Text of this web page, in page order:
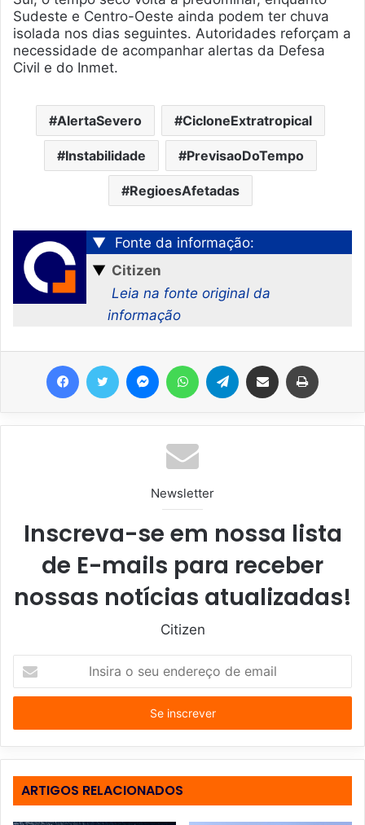
Sudeste e Centro-Oeste ainda podem ter chuva
isolada nos dias seguintes. Autoridades reforçam a
necessidade de acompanhar alertas da Defesa
Civil e do Inmet.
AlertaSevero CicloneExtratropical
Instabilidade PrevisaoDoTempo
RegioesAfetadas
▼
Fonte da informação:
▼ Citizen
Leia na fonte original da
informação
Newsletter
Inscreva-se em nossa lista
de E-mails para receber
nossas notícias atualizadas!
Citizen
s
r
a
ARTIGOS RELACIONADOS